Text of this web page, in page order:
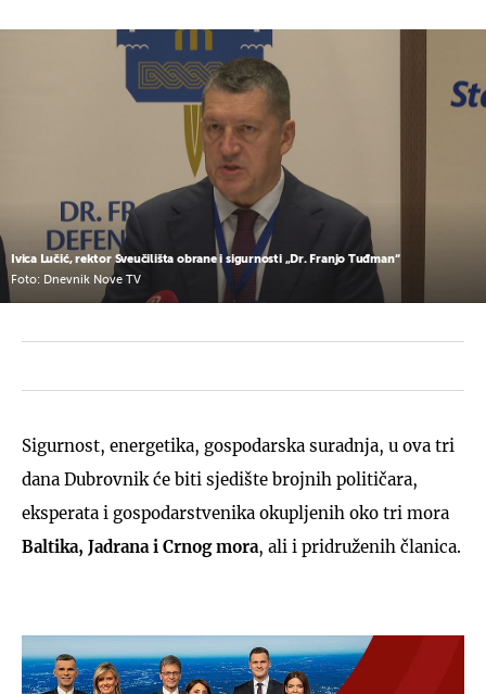
Ivica Lučić, rektor Sveučilišta obrane i sigurnosti „Dr. Franjo Tuđman“
Foto: Dnevnik Nove TV
Sigurnost, energetika, gospodarska suradnja, u ova tri
dana Dubrovnik će biti sjedište brojnih političara,
eksperata i gospodarstvenika okupljenih oko tri mora
Baltika, Jadrana i Crnog mora, ali i pridruženih članica.